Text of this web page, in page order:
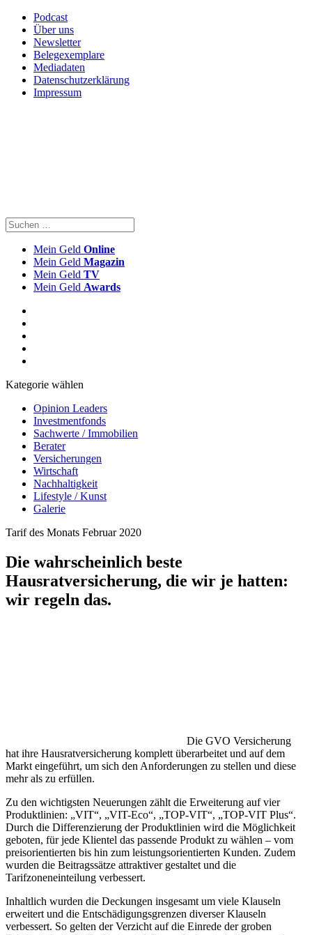
Podcast
Über uns
Newsletter
Belegexemplare
Mediadaten
Datenschutzerklärung
Impressum
Mein Geld Online
Mein Geld Magazin
Mein Geld TV
Mein Geld Awards
Kategorie wählen
Opinion Leaders
Investmentfonds
Sachwerte / Immobilien
Berater
Versicherungen
Wirtschaft
Nachhaltigkeit
Lifestyle / Kunst
Galerie
Tarif des Monats Februar 2020
Die wahrscheinlich beste
Hausratversicherung, die wir je hatten:
wir regeln das.
Die GVO Versicherung
hat ihre Hausratversicherung komplett überarbeitet und auf dem
Markt eingeführt, um sich den Anforderungen zu stellen und diese
mehr als zu erfüllen.
Zu den wichtigsten Neuerungen zählt die Erweiterung auf vier
Produktlinien: „VIT“, „VIT-Eco“, „TOP-VIT“, „TOP-VIT Plus“.
Durch die Differenzierung der Produktlinien wird die Möglichkeit
geboten, für jede Klientel das passende Produkt zu wählen – vom
preisorientierten bis hin zum leistungsorientierten Kunden. Zudem
wurden die Beitragssätze attraktiver gestaltet und die
Tarifzoneneinteilung verbessert.
Inhaltlich wurden die Deckungen insgesamt um viele Klauseln
erweitert und die Entschädigungsgrenzen diverser Klauseln
verbessert. So gelten der Verzicht auf die Einrede der groben